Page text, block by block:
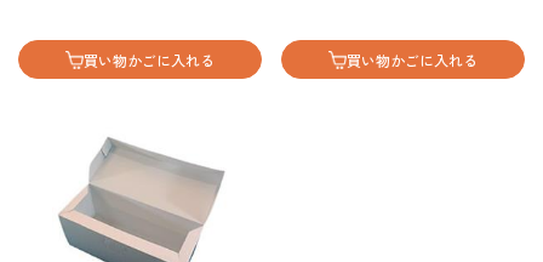
買い物かごに入れる 買い物かごに入れる